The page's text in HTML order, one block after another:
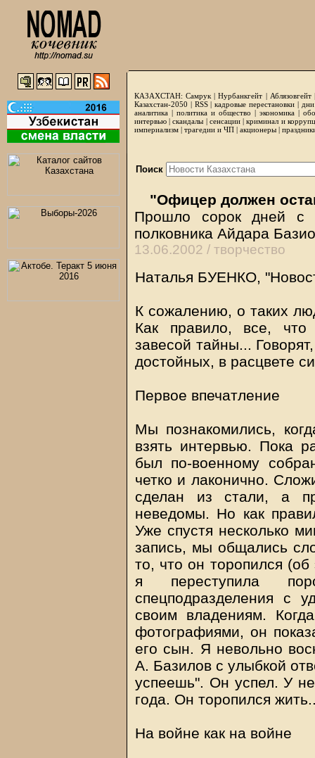
КАЗАХСТАН: Самрук |Нурбанкгейт | Аблязовгейт
Казахстан-2050 | RSS|кадровые перестановки|
аналитика | политика и общество | экономика |
интервью |скандалы | сенсации|криминал и
империализм | трагедии и ЧП | акционеры |
Поиск
"Офицер должен
Прошло сорок дней с
полковника Айдара
13.06.2002 / творчество
Наталья БУЕНКО,
К сожалению, о таких
Как правило, все,
завесой тайны...
достойных, в расцвете
Первое впечатление
Мы познакомились,
взять интервью. Пока
был по-военному
четко и лаконично.
сделан из стали, а
неведомы. Но как
Уже спустя несколько
запись, мы общались
то, что он торопился
я переступила
спецподразделения с
своим владениям.
фотографиями, он
его сын. Я невольно
А. Базилов с улыбкой
успеешь". Он успел. У
года. Он торопился
На войне как на войне